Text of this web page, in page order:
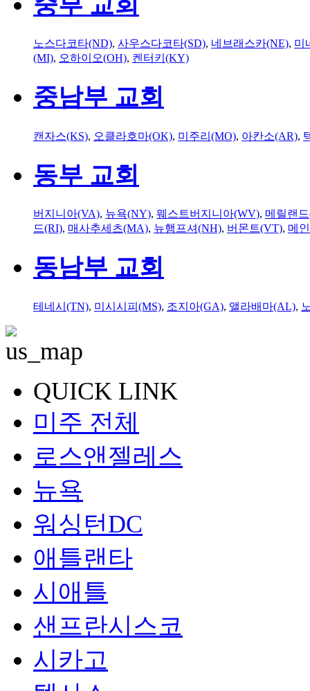
노스다코타(ND), 사우스다코타(SD), 네브래스카(NE), 미
(MI), 오하이오(OH), 켄터키(KY)
중남부 교회
캔자스(KS), 오클라호마(OK), 미주리(MO), 아칸소(AR),
동부 교회
버지니아(VA), 뉴욕(NY), 웨스트버지니아(WV), 메릴랜
드(RI), 매사추세츠(MA), 뉴햄프셔(NH), 버몬트(VT), 메
동남부 교회
테네시(TN), 미시시피(MS), 조지아(GA), 앨라배마(AL),
QUICK LINK
미주 전체
로스앤젤레스
뉴욕
워싱턴DC
애틀랜타
시애틀
샌프란시스코
시카고